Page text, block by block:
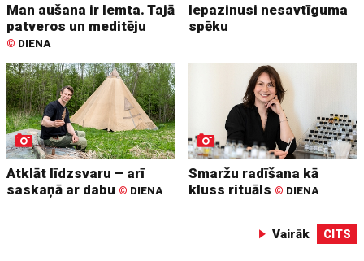
Man aušana ir lemta. Tajā
patveros un meditēju
© DIENA
Iepazinusi nesavtīguma
spēku
Atklāt līdzsvaru – arī
saskaņā ar dabu © DIENA
Smaržu radīšana kā
kluss rituāls © DIENA
Vairāk CITS